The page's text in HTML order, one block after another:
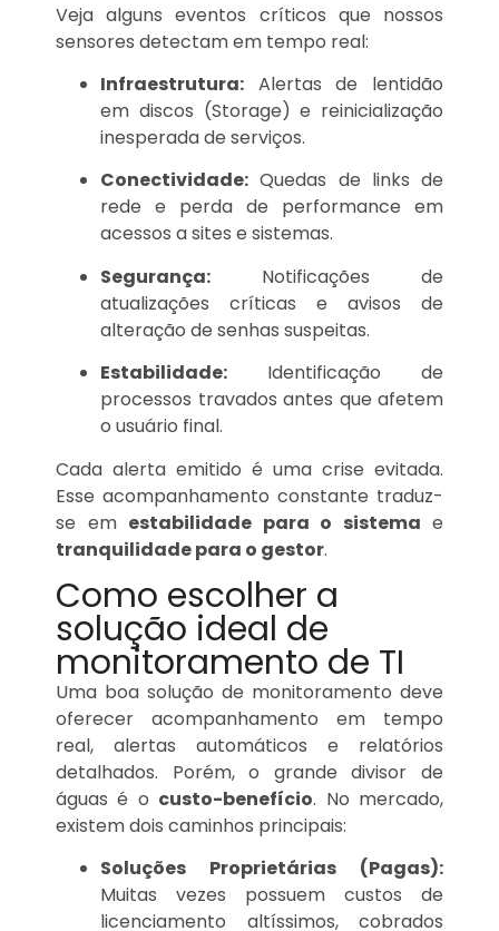
Veja alguns eventos críticos que nossos
sensores detectam em tempo real:
Infraestrutura: Alertas de lentidão
em discos (Storage) e reinicialização
inesperada de serviços.
Conectividade: Quedas de links de
rede e perda de performance em
acessos a sites e sistemas.
Segurança: Notificações de
atualizações críticas e avisos de
alteração de senhas suspeitas.
Estabilidade: Identificação de
processos travados antes que afetem
o usuário final.
Cada alerta emitido é uma crise evitada.
Esse acompanhamento constante traduz-
se em estabilidade para o sistema e
tranquilidade para o gestor.
Como escolher a
solução ideal de
monitoramento de TI
Uma boa solução de monitoramento deve
oferecer acompanhamento em tempo
real, alertas automáticos e relatórios
detalhados. Porém, o grande divisor de
águas é o custo-benefício. No mercado,
existem dois caminhos principais:
Soluções Proprietárias (Pagas):
Muitas vezes possuem custos de
licenciamento altíssimos, cobrados